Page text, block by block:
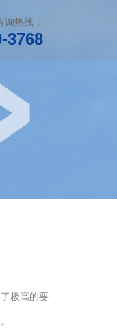
询热线：
3768
极高的要